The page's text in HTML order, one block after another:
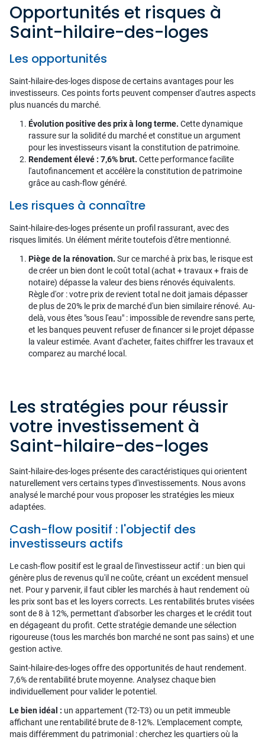
Opportunités et risques à
Saint-hilaire-des-loges
Les opportunités
Saint-hilaire-des-loges dispose de certains avantages pour les
investisseurs. Ces points forts peuvent compenser d'autres aspects
plus nuancés du marché.
Évolution positive des prix à long terme. Cette dynamique
rassure sur la solidité du marché et constitue un argument
pour les investisseurs visant la constitution de patrimoine.
Rendement élevé : 7,6% brut. Cette performance facilite
l'autofinancement et accélère la constitution de patrimoine
grâce au cash-flow généré.
Les risques à connaître
Saint-hilaire-des-loges présente un profil rassurant, avec des
risques limités. Un élément mérite toutefois d'être mentionné.
Piège de la rénovation. Sur ce marché à prix bas, le risque est
de créer un bien dont le coût total (achat + travaux + frais de
notaire) dépasse la valeur des biens rénovés équivalents.
Règle d'or : votre prix de revient total ne doit jamais dépasser
de plus de 20% le prix de marché d'un bien similaire rénové. Au-
delà, vous êtes "sous l'eau" : impossible de revendre sans perte,
et les banques peuvent refuser de financer si le projet dépasse
la valeur estimée. Avant d'acheter, faites chiffrer les travaux et
comparez au marché local.
Les stratégies pour réussir
votre investissement à
Saint-hilaire-des-loges
Saint-hilaire-des-loges présente des caractéristiques qui orientent
naturellement vers certains types d'investissements. Nous avons
analysé le marché pour vous proposer les stratégies les mieux
adaptées.
Cash-flow positif : l'objectif des
investisseurs actifs
Le cash-flow positif est le graal de l'investisseur actif : un bien qui
génère plus de revenus qu'il ne coûte, créant un excédent mensuel
net. Pour y parvenir, il faut cibler les marchés à haut rendement où
les prix sont bas et les loyers corrects. Les rentabilités brutes visées
sont de 8 à 12%, permettant d'absorber les charges et le crédit tout
en dégageant du profit. Cette stratégie demande une sélection
rigoureuse (tous les marchés bon marché ne sont pas sains) et une
gestion active.
Saint-hilaire-des-loges offre des opportunités de haut rendement.
7,6% de rentabilité brute moyenne. Analysez chaque bien
individuellement pour valider le potentiel.
Le bien idéal : un appartement (T2-T3) ou un petit immeuble
affichant une rentabilité brute de 8-12%. L'emplacement compte,
mais différemment du patrimonial : cherchez les quartiers où la